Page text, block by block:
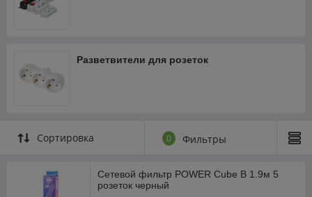
Разветвители для розеток
Сортировка 0 Фильтры
Сетевой фильтр POWER Cube B 1.9м 5
розеток черный